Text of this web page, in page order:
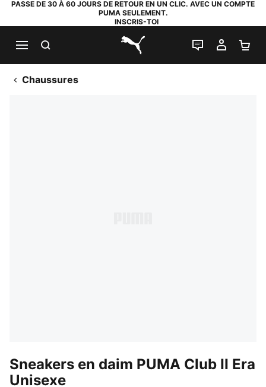
PASSE DE 30 À 60 JOURS DE RETOUR EN UN CLIC. AVEC UN COMPTE
PUMA SEULEMENT.
INSCRIS-TOI
PUMA.com
LIVE CHAT
MON
Chaussures
Sneakers en daim PUMA Club II Era
Unisexe